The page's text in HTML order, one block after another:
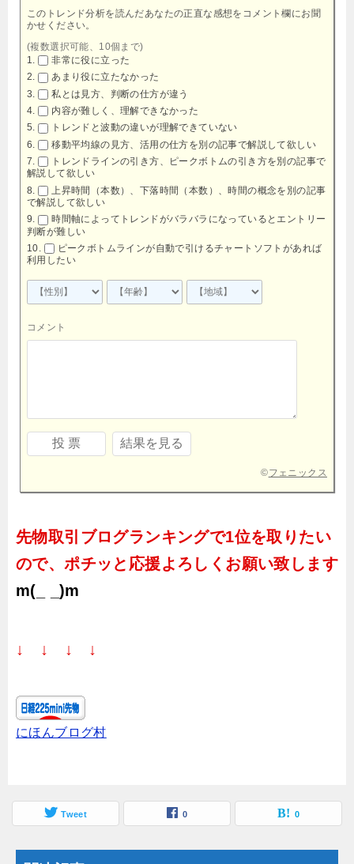
このトレンド分析を読んだあなたの正直な感想をコメント欄にお聞
かせください。
(複数選択可能、10個まで)
非常に役に立った
あまり役に立たなかった
私とは見方、判断の仕方が違う
内容が難しく、理解できなかった
トレンドと波動の違いが理解できていない
移動平均線の見方、活用の仕方を別の記事で解説して欲しい
トレンドラインの引き方、ピークボトムの引き方を別の記事で
解説して欲しい
上昇時間（本数）、下落時間（本数）、時間の概念を別の記事
で解説して欲しい
時間軸によってトレンドがバラバラになっているとエントリー
判断が難しい
ピークボトムラインが自動で引けるチャートソフトがあれば
利用したい
コメント
©フェニックス
先物取引ブログランキングで1位を取りたい
ので、ポチッと応援よろしくお願い致します
m(_ _)m
↓ ↓ ↓ ↓
にほんブログ村
Tweet 0 0